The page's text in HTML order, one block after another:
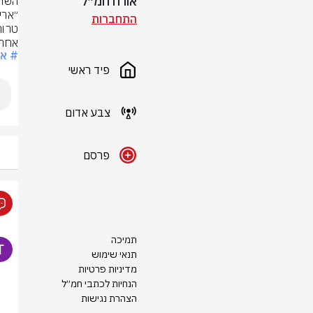
התחברות
פיד ראשי
צבע אדום
פרסם
תמיכה
תנאי שימוש
מדיניות פרטיות
הנחיות לכתבי חמ״ל
הצהרת נגישות
#